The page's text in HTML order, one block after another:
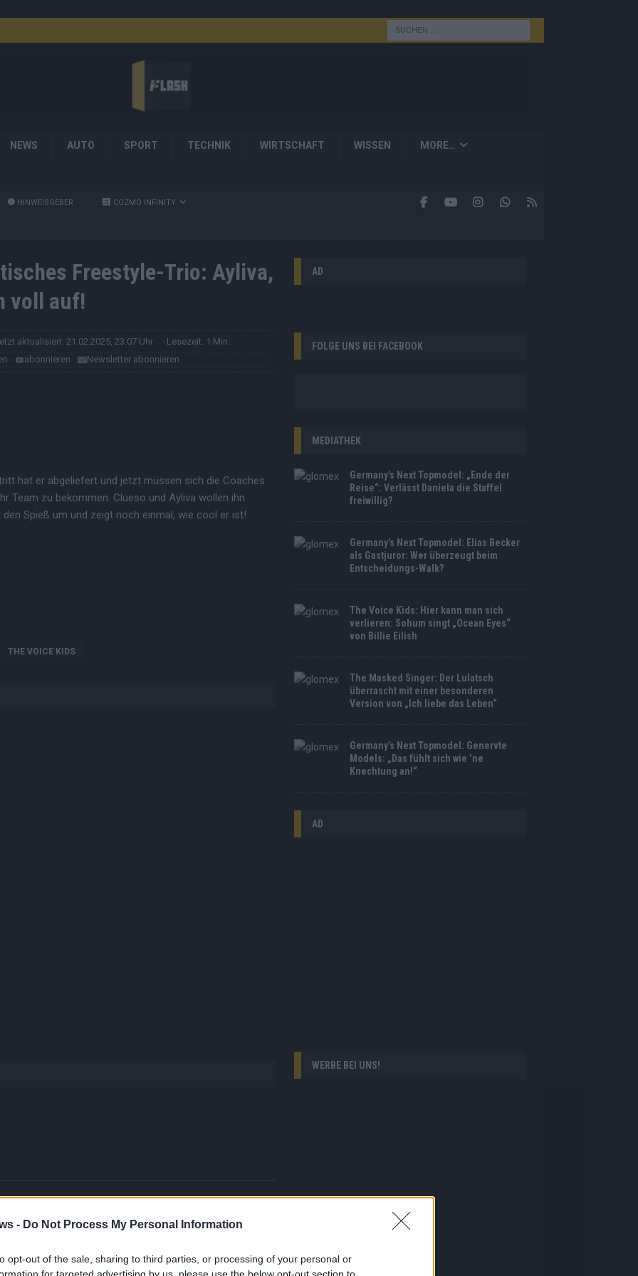
- Do Not Process My Personal Information
opt-out of the sale, sharing to third parties, or processing of your personal or
for targeted advertising by us, please use the below opt-out section to
NEWS AUTO SPORT TECHNIK WIRTSCHAFT WISSEN MORE…
HINWEISGEBER COZMO INFINITY
Freestyle-Trio: Ayliva,
voll auf!
aktualisiert: 21.02.2025, 23:07 Uhr
· Lesezeit: 1 Min.
abonnieren Newsletter abonnieren
hat er abgeliefert und jetzt müssen sich die Coaches
Team zu bekommen. Clueso und Ayliva wollen ihn
Spieß um und zeigt noch einmal, wie cool er ist!
THE VOICE KIDS
Streams, die spannendsten Videos und alles, was du
direkt auf den Screen, live oder on-demand. Unsere
AD
FOLGE UNS BEI FACEBOOK
MEDIATHEK
Germany’s Next Topmodel: „Ende der
Reise“: Verlässt Daniela die Staffel
freiwillig?
Germany’s Next Topmodel: Elias Becker
als Gastjuror: Wer überzeugt beim
Entscheidungs-Walk?
The Voice Kids: Hier kann man sich
verlieren: Sohum singt „Ocean Eyes“
von Billie Eilish
The Masked Singer: Der Lulatsch
überrascht mit einer besonderen
Version von „Ich liebe das Leben“
Germany’s Next Topmodel: Genervte
Models: „Das fühlt sich wie ’ne
Knechtung an!“
AD
WERBE BEI UNS!